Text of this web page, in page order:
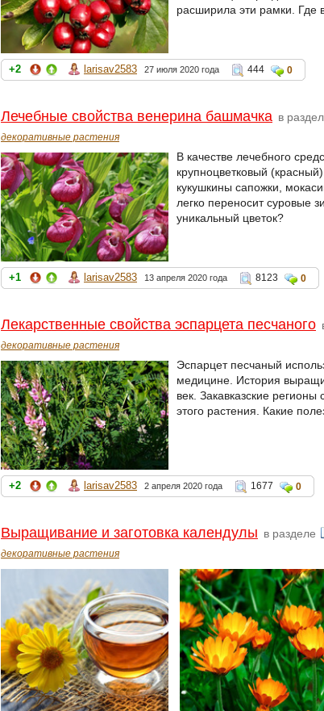
расширила эти рамки. Где
+2 larisav2583 27 июля 2020 года 444 0
Лечебные свойства венерина башмачка в
декоративные растения
В качестве лечебного
крупноцветковый
кукушкины сапожки,
легко переносит суровые
уникальный цветок?
+1 larisav2583 13 апреля 2020 года 8123 0
Лекарственные свойства эспарцета песчаного
декоративные растения
Эспарцет песчаный
медицине. История
век. Закавказские
этого растения. Какие
+2 larisav2583 2 апреля 2020 года 1677 0
Выращивание и заготовка календулы в разделе
декоративные растения